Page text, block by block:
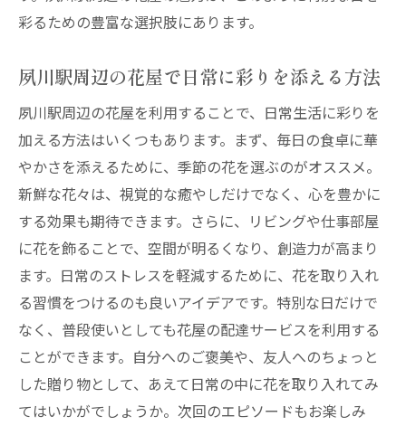
夙川駅周辺の花屋でサプライズギフトを手
新鮮な花を自宅に届ける夙川駅近くの花屋配達
自宅で楽しむ夙川駅周辺の花屋の新鮮な
花々
夙川駅近くの花屋配達で日常に彩りを
新鮮な花を届ける夙川駅周辺の花屋の魅力
夙川駅周辺の花屋で新鮮な花を手に入れる
方法
自宅で楽しむ夙川駅周辺の花屋の花々
夙川駅周辺の花屋配達で新鮮な花を楽しむ
コツ
夙川駅で見つける花屋のオンライン配達サービ
スの利便性
彩るための豊富な選択肢にあります。
夙川駅周辺の花屋で日常に彩りを添える方法
夙川駅周辺の花屋を利用することで、日常生活に彩りを
加える方法はいくつもあります。まず、毎日の食卓に華
やかさを添えるために、季節の花を選ぶのがオススメ。
新鮮な花々は、視覚的な癒やしだけでなく、心を豊かに
する効果も期待できます。さらに、リビングや仕事部屋
に花を飾ることで、空間が明るくなり、創造力が高まり
ます。日常のストレスを軽減するために、花を取り入れ
る習慣をつけるのも良いアイデアです。特別な日だけで
なく、普段使いとしても花屋の配達サービスを利用する
ことができます。自分へのご褒美や、友人へのちょっと
した贈り物として、あえて日常の中に花を取り入れてみ
てはいかがでしょうか。次回のエピソードもお楽しみ